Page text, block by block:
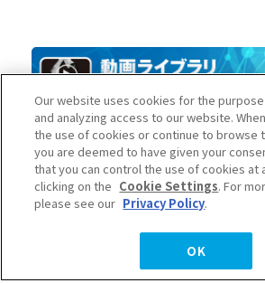
Our website uses cookies for the
and analyzing access to our website.
the use of cookies or continue to browse
you are deemed to have given your
that you can control the use of cookies at
clicking on the Cookie Settings. For
please see our Privacy Policy.
OK